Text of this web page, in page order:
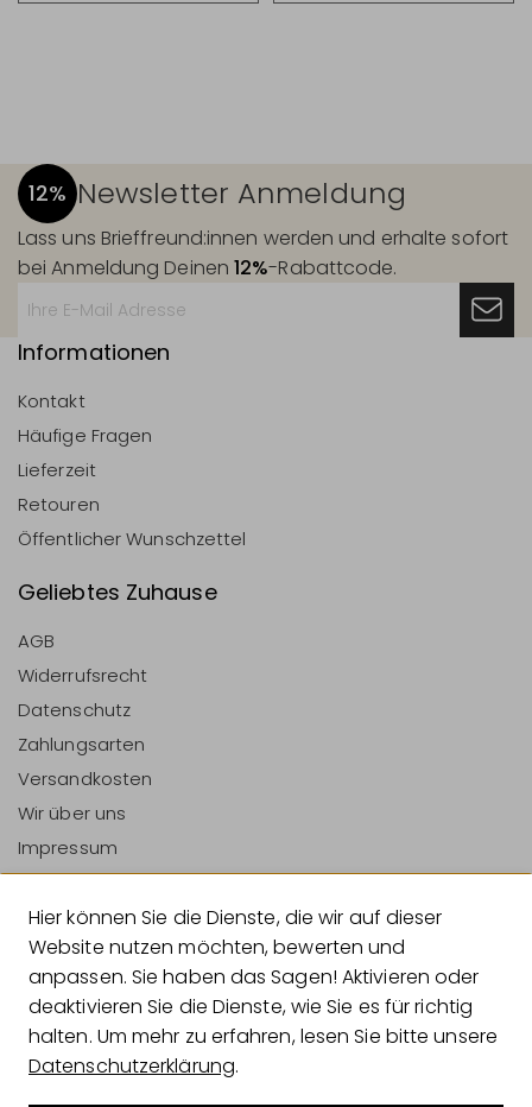
12% Newsletter Anmeldung
Lass uns Brieffreund:innen werden und erhalte sofort
bei Anmeldung Deinen12%-Rabattcode.
Informationen
Kontakt
Häufige Fragen
Lieferzeit
Retouren
Öffentlicher Wunschzettel
Geliebtes Zuhause
AGB
Widerrufsrecht
Datenschutz
Zahlungsarten
Versandkosten
Wir über uns
Impressum
Vertrag Widerrufen
Zahlungsarten
Versandarten
Hier können Sie die Dienste, die wir auf dieser
Website nutzen möchten, bewerten und
anpassen. Sie haben das Sagen! Aktivieren oder
deaktivieren Sie die Dienste, wie Sie es für richtig
halten. Um mehr zu erfahren, lesen Sie bitte unsere
Datenschutzerklärung.